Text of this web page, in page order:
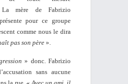
La mère de Fabrizio
pour ce groupe
comme nous le dira
pas son père ».
» donc. Fabrizio
sans aucune